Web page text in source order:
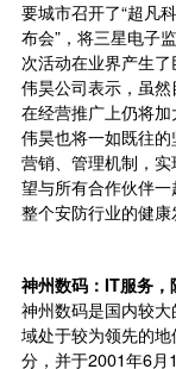
要城市召开了“超凡
布会”，将三星电子
次活动在业界产生了
伟昊公司表示，虽
在经营推广上仍将加
伟昊也将一如既往
营销、管理机制，
望与所有合作伙伴
整个安防行业的健康
神州数码：IT服务，
神州数码是国内较
域处于较为领先的
分，并于2001年6月